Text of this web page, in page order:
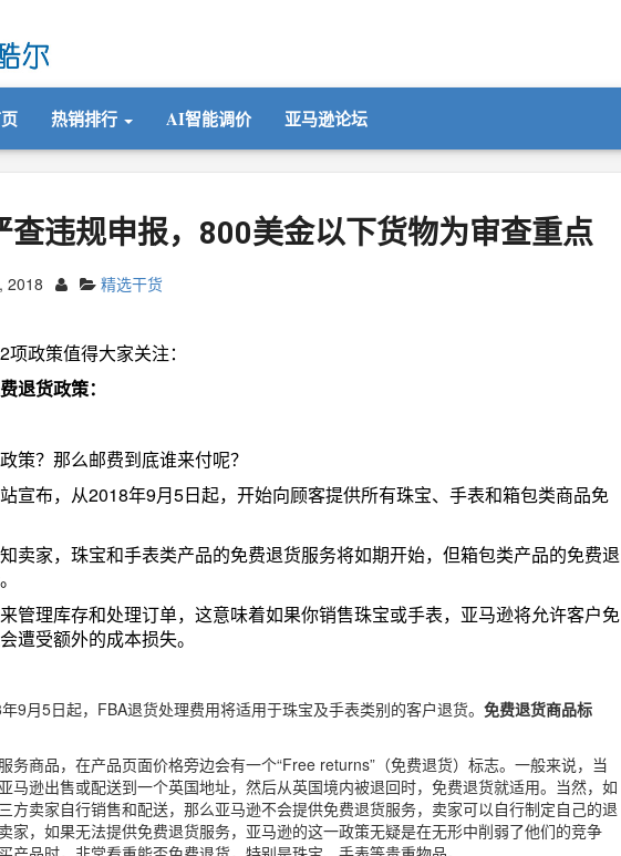
热销排行 AI智能调价 亚马逊论坛
查违规申报，800美金以下货物为审查重点
2018
精选干货
政策值得大家关注：
退货政策：
策？那么邮费到底谁来付呢？
宣布，从2018年9月5日起，开始向顾客提供所有珠宝、手表和箱包类商品免
卖家，珠宝和手表类产品的免费退货服务将如期开始，但箱包类产品的免费退
管理库存和处理订单，这意味着如果你销售珠宝或手表，亚马逊将允许客户免
遭受额外的成本损失。
9月5日起，FBA退货处理费用将适用于珠宝及手表类别的客户退货。 免费退货商品标
务商品，在产品页面价格旁边会有一个“Free returns”（免费退货）标志。一般来说，当
马逊出售或配送到一个英国地址，然后从英国境内被退回时，免费退货就适用。当然，如
方卖家自行销售和配送，那么亚马逊不会提供免费退货服务，卖家可以自行制定自己的退
家，如果无法提供免费退货服务，亚马逊的这一政策无疑是在无形中削弱了他们的竞争